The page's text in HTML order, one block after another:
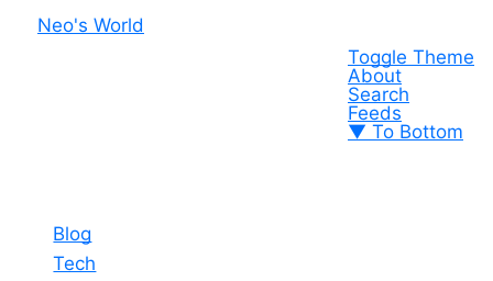
Neo's World
Toggle Theme
About
Search
Feeds
▼ To Bottom
Blog
Tech